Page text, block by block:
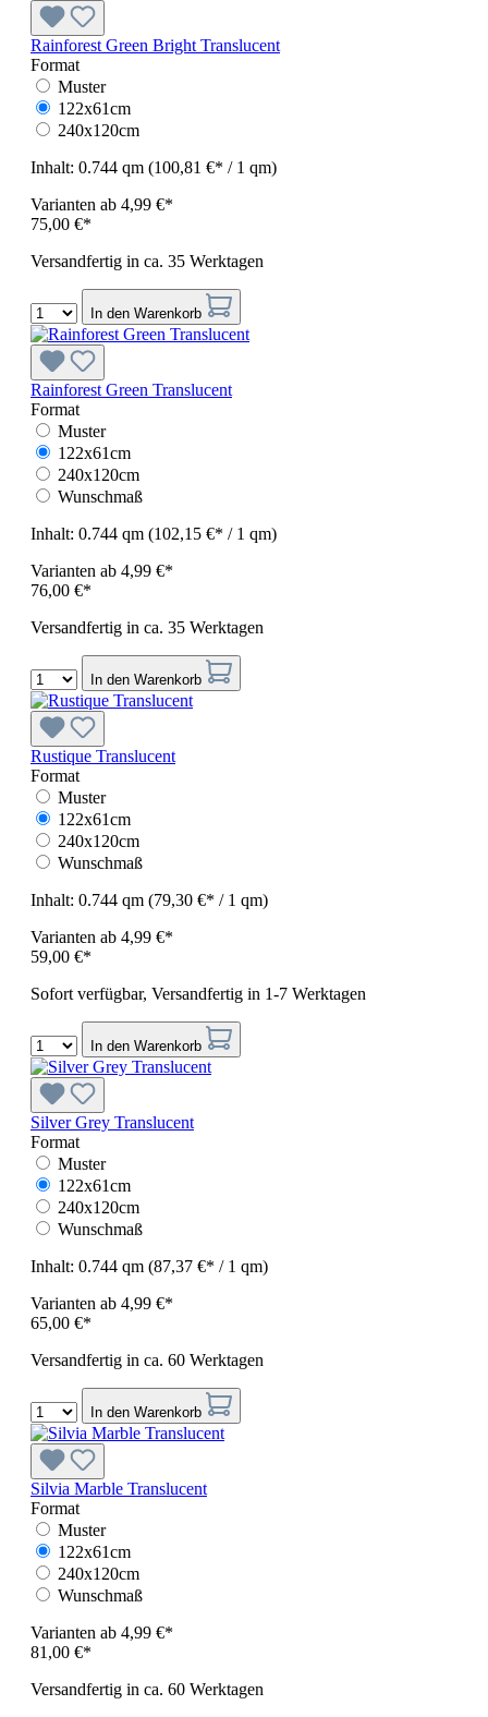
Rainforest Green Bright Translucent
Format
Muster
122x61cm
240x120cm
Inhalt: 0.744 qm (100,81 €* / 1 qm)
Varianten ab 4,99 €*
75,00 €*
Versandfertig in ca. 35 Werktagen
In den Warenkorb
Rainforest Green Translucent
Format
Muster
122x61cm
240x120cm
Wunschmaß
Inhalt: 0.744 qm (102,15 €* / 1 qm)
Varianten ab 4,99 €*
76,00 €*
Versandfertig in ca. 35 Werktagen
In den Warenkorb
Rustique Translucent
Format
Muster
122x61cm
240x120cm
Wunschmaß
Inhalt: 0.744 qm (79,30 €* / 1 qm)
Varianten ab 4,99 €*
59,00 €*
Sofort verfügbar, Versandfertig in 1-7 Werktagen
In den Warenkorb
Silver Grey Translucent
Format
Muster
122x61cm
240x120cm
Wunschmaß
Inhalt: 0.744 qm (87,37 €* / 1 qm)
Varianten ab 4,99 €*
65,00 €*
Versandfertig in ca. 60 Werktagen
In den Warenkorb
Silvia Marble Translucent
Format
Muster
122x61cm
240x120cm
Wunschmaß
Varianten ab 4,99 €*
81,00 €*
Versandfertig in ca. 60 Werktagen